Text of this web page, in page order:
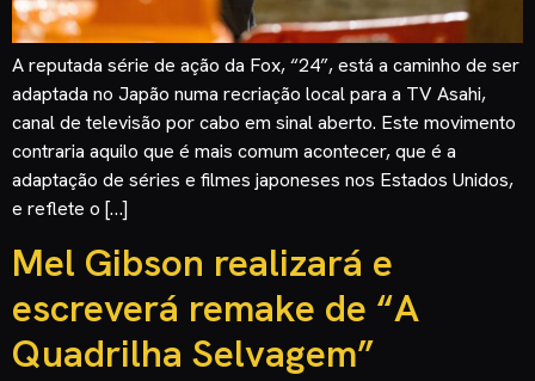
A reputada série de ação da Fox, “24”, está a caminho de ser
adaptada no Japão numa recriação local para a TV Asahi,
canal de televisão por cabo em sinal aberto. Este movimento
contraria aquilo que é mais comum acontecer, que é a
adaptação de séries e filmes japoneses nos Estados Unidos,
e reflete o […]
Mel Gibson realizará e
escreverá remake de “A
Quadrilha Selvagem”